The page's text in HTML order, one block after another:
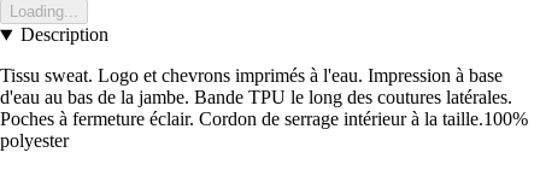
Loading...
Description
Tissu sweat. Logo et chevrons imprimés à l'eau. Impression à base
d'eau au bas de la jambe. Bande TPU le long des coutures latérales.
Poches à fermeture éclair. Cordon de serrage intérieur à la taille.100%
polyester